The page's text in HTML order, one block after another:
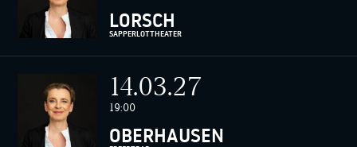
LORSCH
SAPPERLOTTHEATER
14.03.27
19:00
OBERHAUSEN